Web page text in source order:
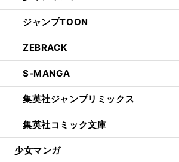
ジャンプTOON
ZEBRACK
S-MANGA
集英社ジャンプリミックス
集英社コミック文庫
少女マンガ